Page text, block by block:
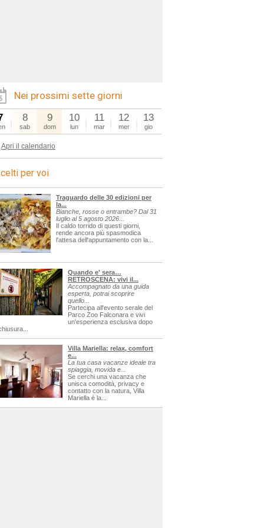
Nei prossimi sette giorni
8
sab
9
dom
10
lun
11
mar
12
mer
13
gio
Apri il calendario
per voi
Traguardo delle 30 edizioni per
la...
Bianche, rosse o entrambe? Dal 31
luglio al 5 agosto 2026...
Il caldo torrido di questi giorni,
rende ancora più spasmodica
l'attesa dell'appuntamento con la...
Quando e' sera…
RETROSCENA: vivi il...
Accompagnato da una guida
esperta, potrai scoprire
quello...
Partecipa all'evento serale del
Parco Zoo Falconara e vivi
un'esperienza esclusiva dopo
Villa Mariella: relax, comfort
e...
La tua casa vacanze ideale tra
spiaggia, movida e...
Se cerchi una vacanza che
unisca comodità, privacy e
contatto con la natura, Villa
Mariella è la...